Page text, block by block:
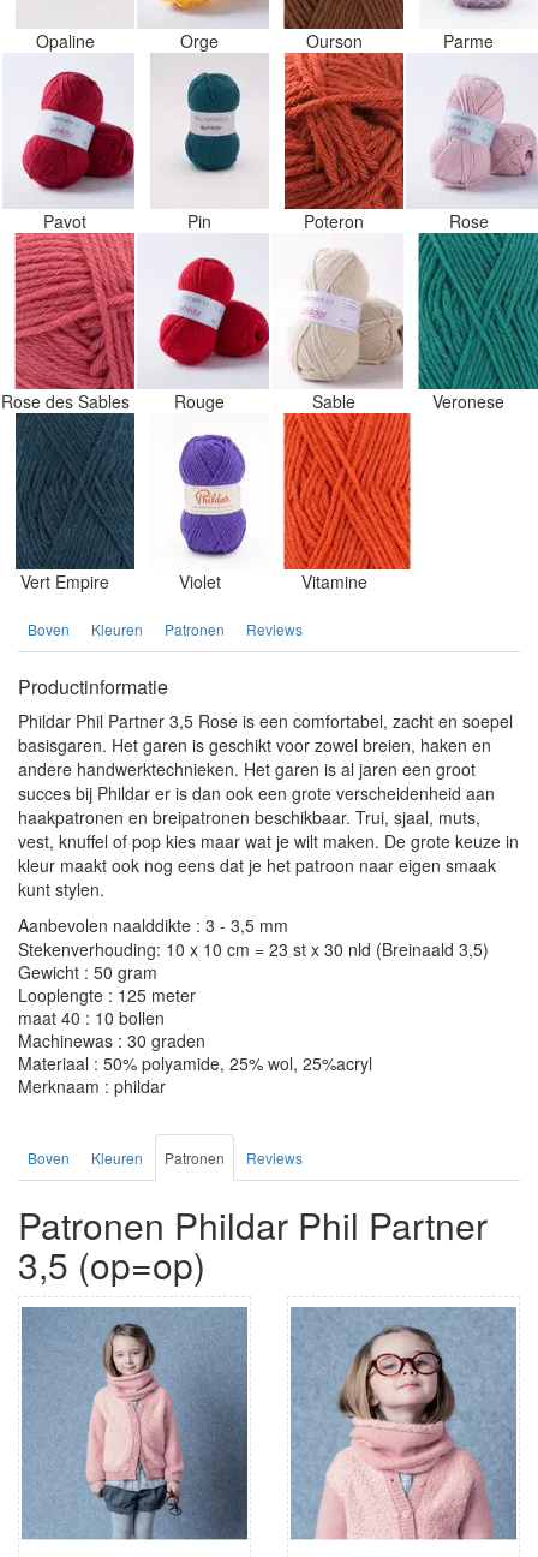
Opaline Orge Ourson Parme
Pavot Pin Poteron Rose
Rose des Sables Rouge Sable Veronese
Vert Empire Violet Vitamine
Boven Kleuren Patronen Reviews
Productinformatie
Phildar Phil Partner 3,5 Rose is een comfortabel, zacht en soepel
basisgaren. Het garen is geschikt voor zowel breien, haken en
andere handwerktechnieken. Het garen is al jaren een groot
succes bij Phildar er is dan ook een grote verscheidenheid aan
haakpatronen en breipatronen beschikbaar. Trui, sjaal, muts,
vest, knuffel of pop kies maar wat je wilt maken. De grote keuze in
kleur maakt ook nog eens dat je het patroon naar eigen smaak
kunt stylen.
Aanbevolen naalddikte : 3 - 3,5 mm
Stekenverhouding: 10 x 10 cm = 23 st x 30 nld (Breinaald 3,5)
Gewicht : 50 gram
Looplengte : 125 meter
maat 40 : 10 bollen
Machinewas : 30 graden
Materiaal : 50% polyamide, 25% wol, 25%acryl
Merknaam : phildar
Boven Kleuren Patronen Reviews
Patronen Phildar Phil Partner
3,5 (op=op)